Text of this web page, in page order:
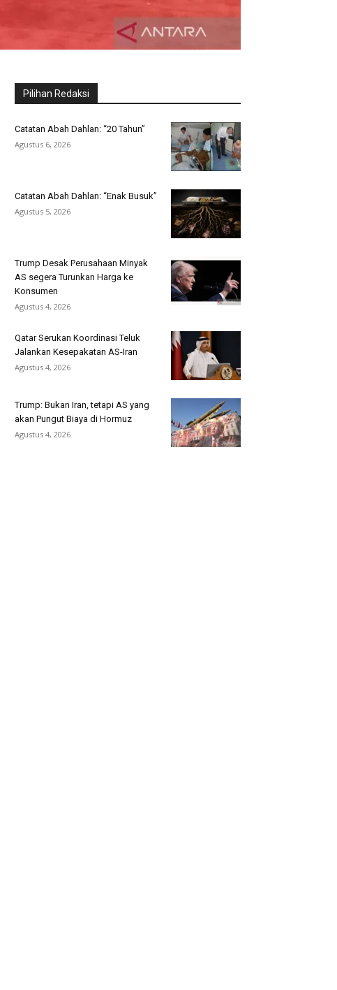
Pilihan Redaksi
Catatan Abah Dahlan: “20 Tahun”
Agustus 6, 2026
Catatan Abah Dahlan: “Enak Busuk”
Agustus 5, 2026
Trump Desak Perusahaan Minyak
AS segera Turunkan Harga ke
Konsumen
Agustus 4, 2026
Qatar Serukan Koordinasi Teluk
Jalankan Kesepakatan AS-Iran
Agustus 4, 2026
Trump: Bukan Iran, tetapi AS yang
akan Pungut Biaya di Hormuz
Agustus 4, 2026